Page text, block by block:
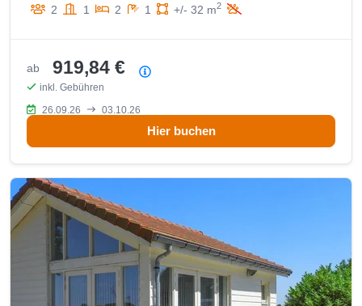
2 1 2 1 +/- 32 m2
ab 919,84 €
inkl. Gebühren
26.09.26 03.10.26
Hier buchen